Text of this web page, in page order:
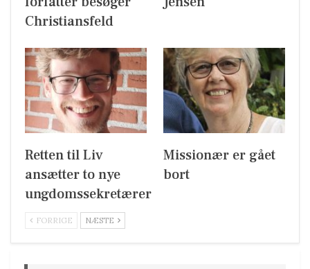
Christiansfeld
Retten til Liv
ansætter to nye
ungdomssekretærer
Missionær er gået
bort
FORRIGE NÆSTE